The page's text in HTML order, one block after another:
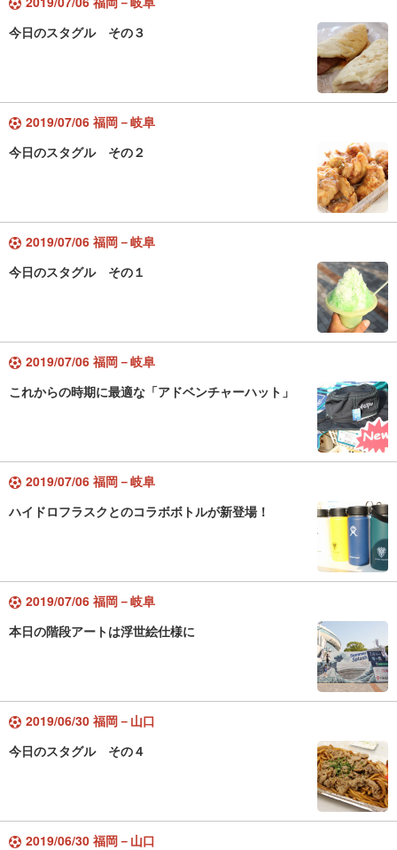
今日のスタグル その３
2019/07/06 福岡－岐阜
今日のスタグル その２
2019/07/06 福岡－岐阜
今日のスタグル その１
2019/07/06 福岡－岐阜
これからの時期に最適な「アドベンチャーハット」
2019/07/06 福岡－岐阜
ハイドロフラスクとのコラボボトルが新登場！
2019/07/06 福岡－岐阜
本日の階段アートは浮世絵仕様に
2019/06/30 福岡－山口
今日のスタグル その４
2019/06/30 福岡－山口